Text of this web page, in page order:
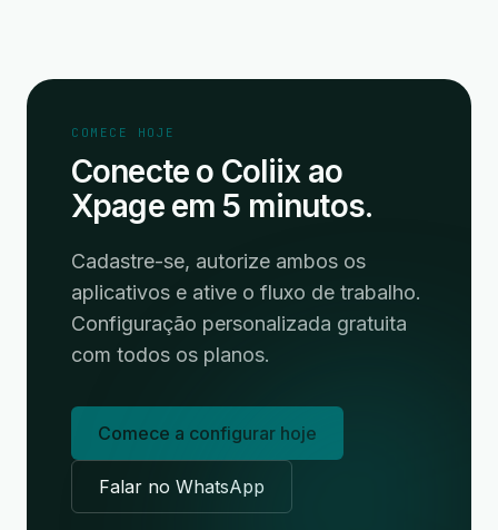
COMECE HOJE
Conecte o Coliix ao
Xpage em 5 minutos.
Cadastre-se, autorize ambos os
aplicativos e ative o fluxo de trabalho.
Configuração personalizada gratuita
com todos os planos.
Comece a configurar hoje
Falar no WhatsApp